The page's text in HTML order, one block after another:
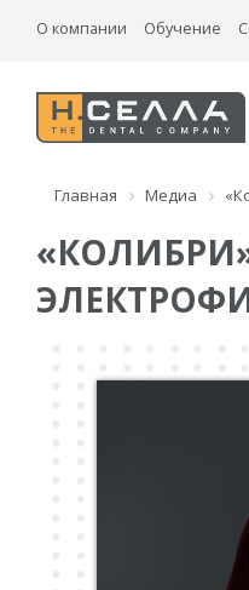
О компании Обучение
Главная Медиа